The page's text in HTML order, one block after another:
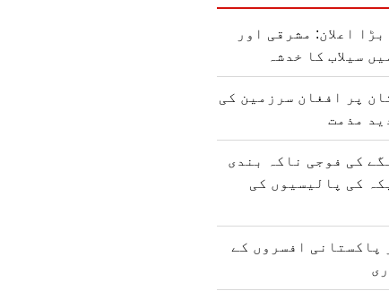
اعلان: مشرقی اور
سیلاب کا خدشہ
پر افغان سرزمین کی
مذمت
کی فوجی ناکہ بندی
کی پالیسیوں کی
پاکستانی افسروں کے